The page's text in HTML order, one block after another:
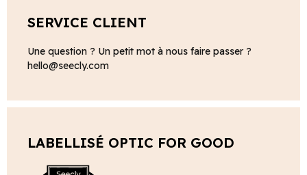
SERVICE CLIENT
Une question ? Un petit mot à nous faire passer ?
hello@seecly.com
LABELLISÉ OPTIC FOR GOOD